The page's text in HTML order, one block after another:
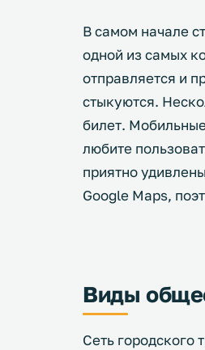
В самом начале
одной из самых
отправляется и
стыкуются.
билет.
любите
приятно
Google Maps,
Виды
Сеть городского